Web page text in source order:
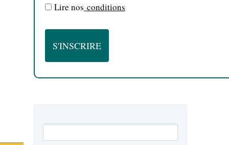
Lire nos conditions